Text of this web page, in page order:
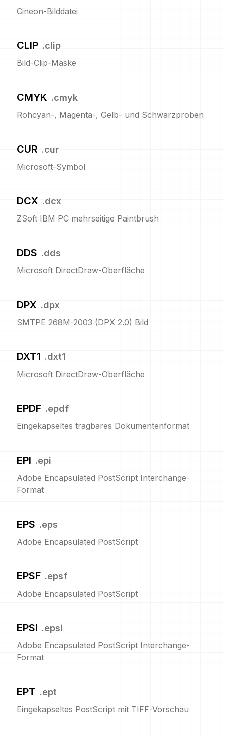
Cineon-Bilddatei
CLIP .clip
Bild-Clip-Maske
CMYK .cmyk
Rohcyan-, Magenta-, Gelb- und Schwarzproben
CUR .cur
Microsoft-Symbol
DCX .dcx
ZSoft IBM PC mehrseitige Paintbrush
DDS .dds
Microsoft DirectDraw-Oberfläche
DPX .dpx
SMTPE 268M-2003 (DPX 2.0) Bild
DXT1 .dxt1
Microsoft DirectDraw-Oberfläche
EPDF .epdf
Eingekapseltes tragbares Dokumentenformat
EPI .epi
Adobe Encapsulated PostScript Interchange-
Format
EPS .eps
Adobe Encapsulated PostScript
EPSF .epsf
Adobe Encapsulated PostScript
EPSI .epsi
Adobe Encapsulated PostScript Interchange-
Format
EPT .ept
Eingekapseltes PostScript mit TIFF-Vorschau